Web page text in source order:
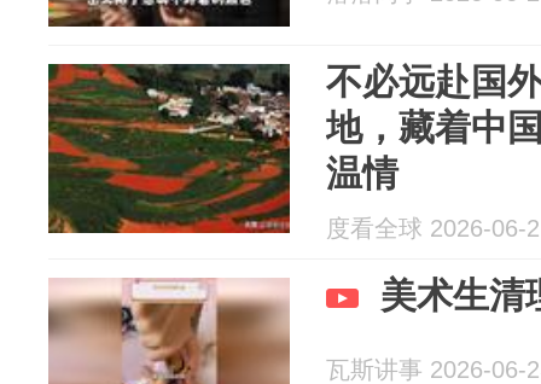
不必远赴国
地，藏着中
温情
度看全球 2026-06-
美术生清
瓦斯讲事 2026-06-